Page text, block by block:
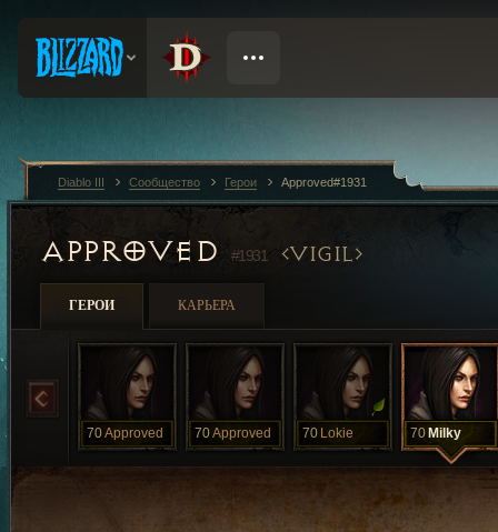
APPROVED #1931 VIGIL
ГЕРОИ КАРЬЕРА
70Approved 70Approved 70 Lokie 70 Milky
Diablo III Сообщество Герои Approved#1931